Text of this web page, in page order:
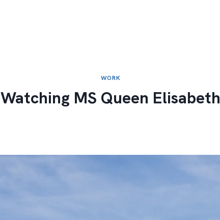
WORK
Watching MS Queen Elisabeth